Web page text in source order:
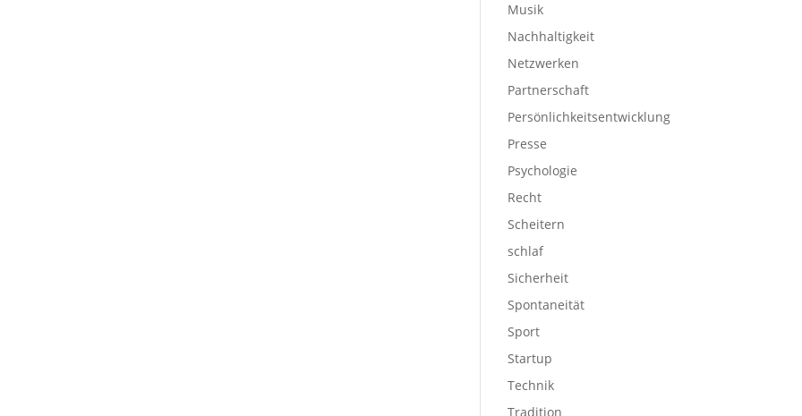
Musik
Nachhaltigkeit
Netzwerken
Partnerschaft
Persönlichkeitsentwicklung
Presse
Psychologie
Recht
Scheitern
schlaf
Sicherheit
Spontaneität
Sport
Startup
Technik
Tradition